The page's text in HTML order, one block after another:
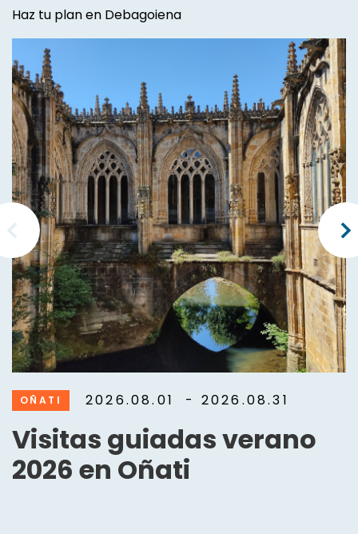
Haz tu plan en Debagoiena
OÑATI 2026.08.01 - 2026.08.31
Visitas guiadas verano
2026 en Oñati